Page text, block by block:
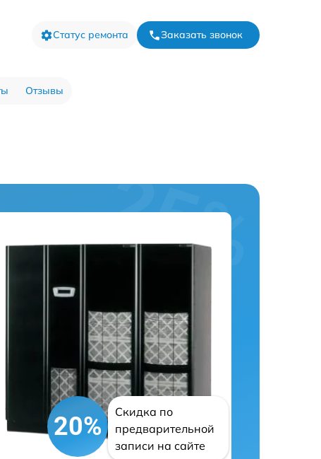
Статус ремонта Заказать звонок
Отзывы
20%
Скидка по
предварительной
записи на сайте